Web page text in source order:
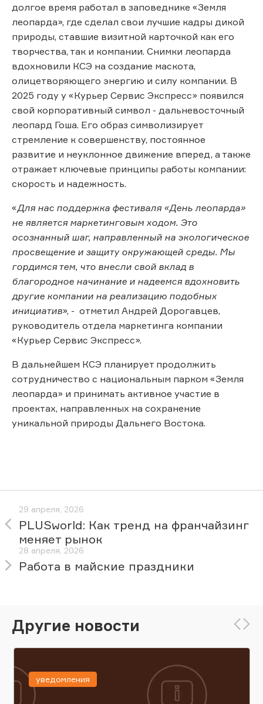
долгое время работал в заповеднике «Земля
леопарда», где сделал свои лучшие кадры дикой
природы, ставшие визитной карточкой как его
творчества, так и компании. Снимки леопарда
вдохновили КСЭ на создание маскота,
олицетворяющего энергию и силу компании. В
2025 году у «Курьер Сервис Экспресс» появился
свой корпоративный символ - дальневосточный
леопард Гоша. Его образ символизирует
стремление к совершенству, постоянное
развитие и неуклонное движение вперед, а также
отражает ключевые принципы работы компании:
скорость и надежность.
«Для нас поддержка фестиваля «День леопарда»
не является маркетинговым ходом. Это
осознанный шаг, направленный на экологическое
просвещение и защиту окружающей среды. Мы
гордимся тем, что внесли свой вклад в
благородное начинание и надеемся вдохновить
другие компании на реализацию подобных
инициатив», - отметил Андрей Дорогавцев,
руководитель отдела маркетинга компании
«Курьер Сервис Экспресс».
В дальнейшем КСЭ планирует продолжить
сотрудничество с национальным парком «Земля
леопарда» и принимать активное участие в
проектах, направленных на сохранение
уникальной природы Дальнего Востока.
29 апреля, 2026
PLUSworld: Как тренд на франчайзинг
меняет рынок
28 апреля, 2026
Работа в майские праздники
Другие новости
уведомления